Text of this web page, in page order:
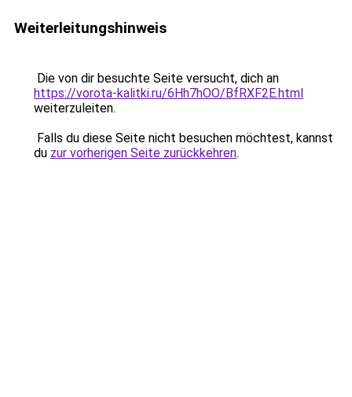
Weiterleitungshinweis
Die von dir besuchte Seite versucht, dich an
https://vorota-kalitki.ru/6Hh7hOO/BfRXF2E.html
weiterzuleiten.
Falls du diese Seite nicht besuchen möchtest, kannst
du zur vorherigen Seite zurückkehren.